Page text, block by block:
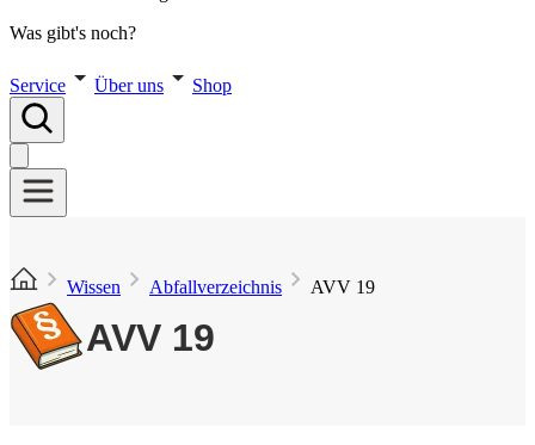
Was gibt's noch?
Service Über uns Shop
Wissen Abfallverzeichnis AVV 19
AVV 19